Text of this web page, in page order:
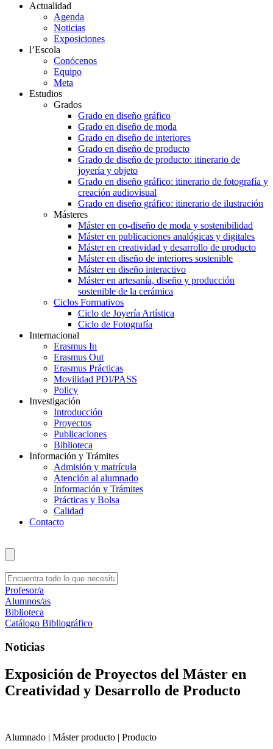
Actualidad
Agenda
Noticias
Exposiciones
l’Escola
Conócenos
Equipo
Meta
Estudios
Grados
Grado en diseño gráfico
Grado en diseño de moda
Grado en diseño de interiores
Grado en diseño de producto
Grado de diseño de producto: itinerario de
joyería y objeto
Grado en diseño gráfico: itinerario de fotografía y
creación audiovisual
Grado en diseño gráfico: itinerario de ilustración
Másteres
Máster en co-diseño de moda y sostenibilidad
Máster en publicaciones analógicas y digitales
Máster en creatividad y desarrollo de producto
Máster en diseño de interiores sostenible
Máster en diseño interactivo
Máster en artesanía, diseño y producción
sostenible de la cerámica
Ciclos Formativos
Ciclo de Joyería Artística
Ciclo de Fotografía
Internacional
Erasmus In
Erasmus Out
Erasmus Prácticas
Movilidad PDI/PASS
Policy
Investigación
Introducción
Proyectos
Publicaciones
Biblioteca
Información y Trámites
Admisión y matrícula
Atención al alumnado
Información y Trámites
Prácticas y Bolsa
Calidad
Contacto
Profesor/a
Alumnos/as
Biblioteca
Catálogo Bibliográfico
Noticias
Exposición de Proyectos del Máster en
Creatividad y Desarrollo de Producto
Alumnado | Máster producto | Producto